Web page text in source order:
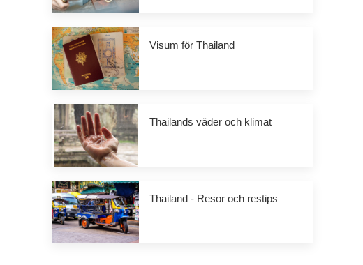
Visum för Thailand
Thailands väder och klimat
Thailand - Resor och restips